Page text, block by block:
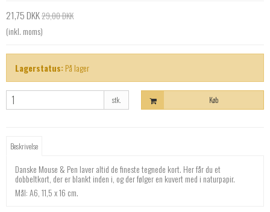
21,75 DKK29,00 DKK
(inkl. moms)
Lagerstatus:På lager
stk. Køb
Beskrivelse
Danske Mouse & Pen laver altid de fineste tegnede kort. Her får du et
dobbeltkort, der er blankt inden i, og der følger en kuvert med i naturpapir.
Mål: A6, 11,5 x 16 cm.